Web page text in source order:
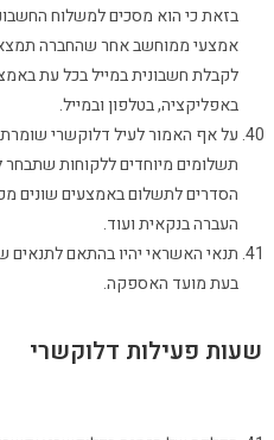
בזאת כי הוא מסכים למשלוח
אמצעי ממוחשב אחר שהחברה
לקבלת חשבונית במייל בכל עת
באפליקציה, בטלפון ובמייל.
על אף האמור לעיל דלוקשרי
תשלומים מיוחדים ללקוחות
הסדרים לתשלום באמצעים שונים
העברה בנקאית ועוד.
תנאי האשראי יהיו בהתאם לתנאים
בעת מועד האספקה.
שעות פעילות דלוקשרי